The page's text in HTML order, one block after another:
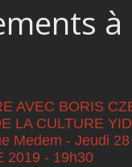
à
AVEC BORIS
LA CULTURE
Medem - Jeudi 28
2019 - 19h30